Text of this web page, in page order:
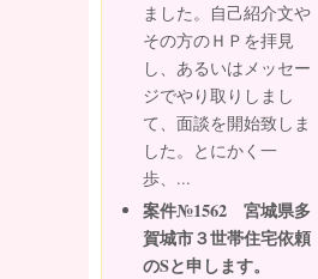
ました。自己紹介文や
その方のＨＰを拝見
し、あるいはメッセー
ジでやり取りしまし
て、面談を開始致しま
した。とにかく一
歩、...
案件№1562 宮城県多
賀城市３世帯住宅依頼
のSと申します。